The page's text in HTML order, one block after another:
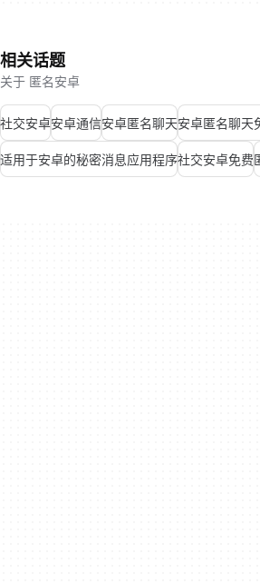
相关话题
关于 匿名安卓
社交安卓安卓通信安卓匿名聊天安卓匿名聊天
适用于安卓的秘密消息应用程序社交安卓免费